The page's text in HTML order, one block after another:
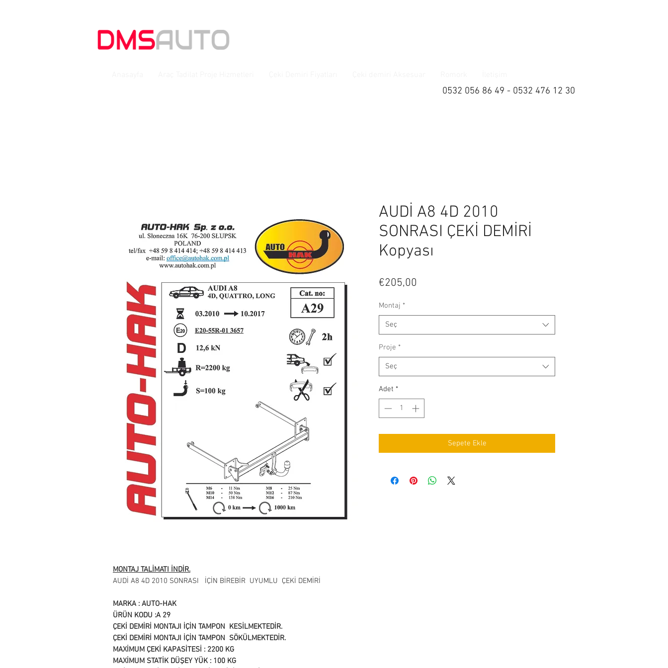
0532 056 86 49 - 0532 476 12 30
MONTAJ TALİMATI İNDİR.
AUDİ A8 4D 2010 SONRASI İÇİN BİREBİR UYUMLU ÇEKİ DEMİRİ
MARKA : AUTO-HAK
ÜRÜN KODU :A 29
ÇEKİ DEMİRİ MONTAJI İÇİN TAMPON KESİLMEKTEDİR.
ÇEKİ DEMİRİ MONTAJI İÇİN TAMPON SÖKÜLMEKTEDİR.
MAXİMUM ÇEKİ KAPASİTESİ : 2200 KG
MAXİMUM STATİK DÜŞEY YÜK : 100 KG
AUDİ A8 4D 2010
SONRASI ÇEKİ DEMİRİ
Kopyası
€205,00
Montaj *
Seç
Proje *
Seç
Adet *
Sepete Ekle